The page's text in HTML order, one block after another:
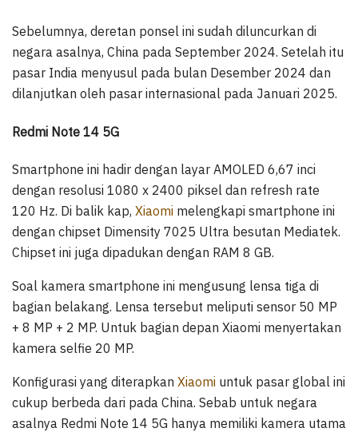
Sebelumnya, deretan ponsel ini sudah diluncurkan di
negara asalnya, China pada September 2024. Setelah itu
pasar India menyusul pada bulan Desember 2024 dan
dilanjutkan oleh pasar internasional pada Januari 2025.
Redmi Note 14 5G
Smartphone ini hadir dengan layar AMOLED 6,67 inci
dengan resolusi 1080 x 2400 piksel dan refresh rate
120 Hz. Di balik kap, Xiaomi melengkapi smartphone ini
dengan chipset Dimensity 7025 Ultra besutan Mediatek.
Chipset ini juga dipadukan dengan RAM 8 GB.
Soal kamera smartphone ini mengusung lensa tiga di
bagian belakang. Lensa tersebut meliputi sensor 50 MP
+ 8 MP + 2 MP. Untuk bagian depan Xiaomi menyertakan
kamera selfie 20 MP.
Konfigurasi yang diterapkan Xiaomi untuk pasar global ini
cukup berbeda dari pada China. Sebab untuk negara
asalnya Redmi Note 14 5G hanya memiliki kamera utama